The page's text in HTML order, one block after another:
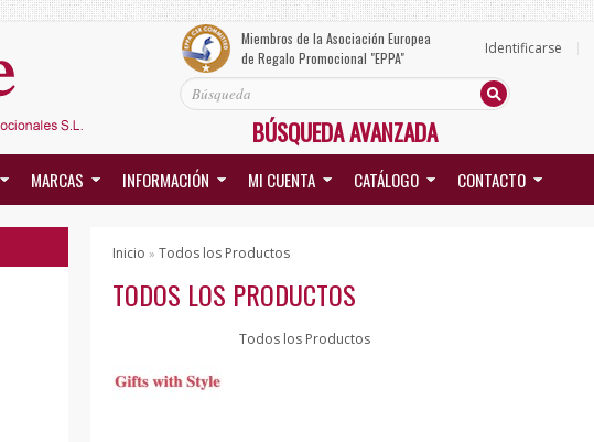
Identificarse
Miembros de la Asociación Europea
de Regalo Promocional "EPPA"
BÚSQUEDA AVANZADA
MARCAS INFORMACIÓN MI CUENTA CATÁLOGO CONTACTO
Inicio » Todos los Productos
TODOS LOS PRODUCTOS
Todos los Productos